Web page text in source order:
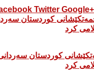
Twitter Google+
کوردستان سەردانی
کرد